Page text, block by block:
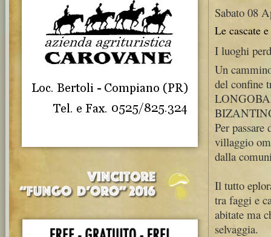
Sabato 08
Le cascate
I luoghi
Un
del confine
Per
villaggio
dalla
Il tutto
tra faggi e
abitate ma
selvaggia.